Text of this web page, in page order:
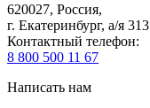
620027, Россия,
г. Екатеринбург, а/я 313
Контактный телефон:
8 800 500 11 67
Написать нам